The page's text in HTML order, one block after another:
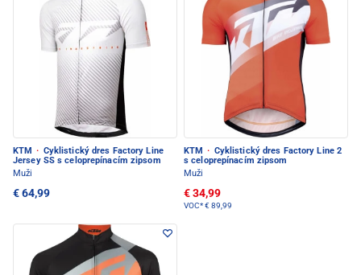
KTM · Cyklistický dres Factory Line
Jersey SS s celoprepínacím zipsom
Muži
€ 64,99
KTM · Cyklistický dres Factory Line 2
s celoprepínacím zipsom
Muži
€ 34,99
VOC*€ 89,99